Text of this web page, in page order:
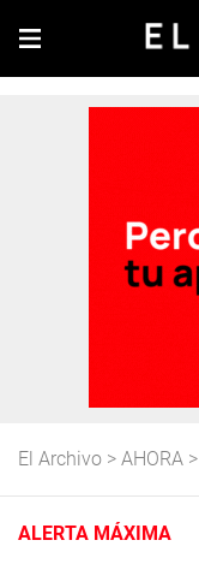
El Archivo > AHORA >
ALERTA MÁXIMA